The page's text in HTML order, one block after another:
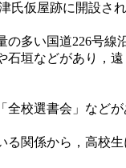
仮屋跡に開設され
多い国道226号線
垣などがあり，
校選書会」などが
関係から，高校